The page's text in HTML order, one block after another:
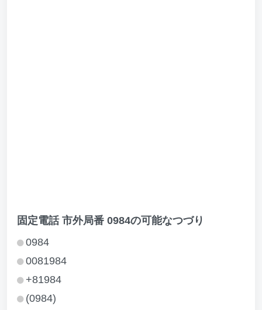
固定電話 市外局番 0984の可能なつづり
0984
0081984
+81984
(0984)